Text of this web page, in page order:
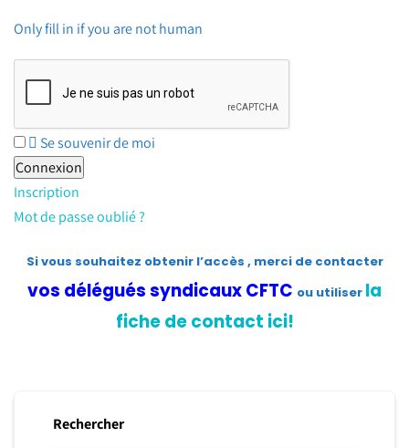
Only fill in if you are not human
Se souvenir de moi
Inscription
Mot de passe oublié ?
Si vous souhaitez obtenir l’accès , merci de contacter
vos délégués syndicaux CFTC ou utiliser la
fiche de contact ici!
Rechercher